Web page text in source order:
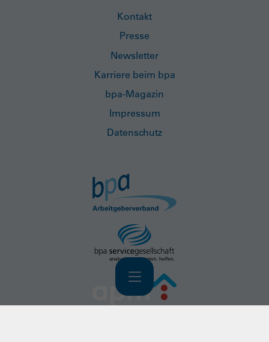
Navigation
Kontakt
Presse
Newsletter
Karriere beim bpa
bpa-Magazin
Impressum
Datenschutz